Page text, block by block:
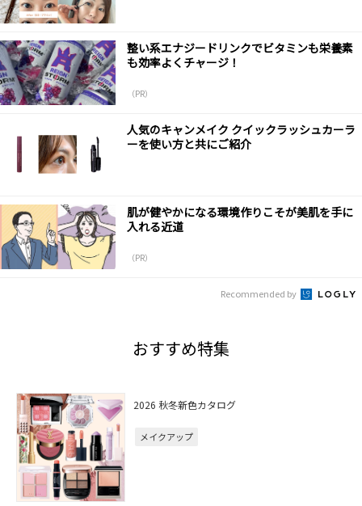
整い系エナジードリンクでビタミンも栄養素
も効率よくチャージ！
（PR）
人気のキャンメイク クイックラッシュカーラ
ーを使い方と共にご紹介
肌が健やかになる環境作りこそが美肌を手に
入れる近道
（PR）
Recommended by
おすすめ特集
2026 秋冬新色カタログ
メイクアップ